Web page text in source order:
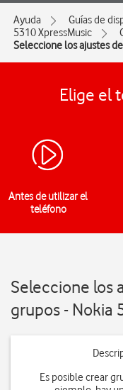
Ayuda Guías de
5310 XpressMusic
Seleccione los ajustes
Elige el
Antes de utilizar el
teléfono
Seleccione los
grupos - Nokia
Es posible crear